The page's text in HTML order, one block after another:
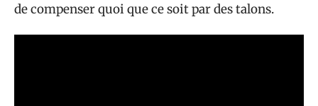
de compenser quoi que ce soit par des talons.